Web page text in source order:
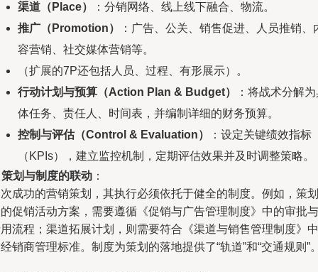
渠道（Place）
：分销网络、线上线下融合、物流。
推广（Promotion）
：广告、公关、销售促进、人员推销、
容营销、社交媒体营销等。
（扩展的7P还包括人员、过程、有形展示）。
行动计划与预算（Action Plan & Budget）
：将战术分解
体任务、责任人、时间表，并编制详细的财务预算。
控制与评估（Control & Evaluation）
：设定关键绩效指标
（KPIs），建立监控机制，定期评估效果并及时调整策略。
策划与制度的联动 ：
成功的营销策划，其执行必须依托于健全的制度。例如，策划
促销活动方案，需要遵循《促销与广告管理制度》中的审批与
流程；渠道拓展计划，则需要符合《渠道与销售管理制度》中
销商管理标准。制度为策划的落地提供了“轨道”和“交通规则”